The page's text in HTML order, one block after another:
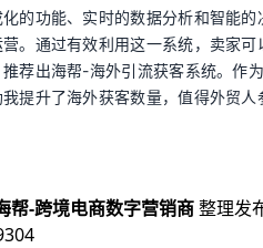
的功能、实时的数据分析和智能的
。通过有效利用这一系统，卖家
荐出海帮-海外引流获客系统。作
提升了海外获客数量，值得外贸
帮-跨境电商数字营销商整理发